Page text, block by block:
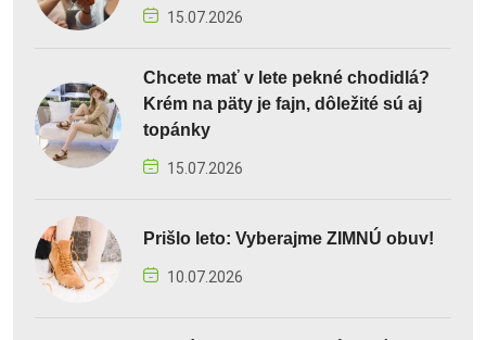
15.07.2026
Chcete mať v lete pekné chodidlá?
Krém na päty je fajn, dôležité sú aj
topánky
15.07.2026
Prišlo leto: Vyberajme ZIMNÚ obuv!
10.07.2026